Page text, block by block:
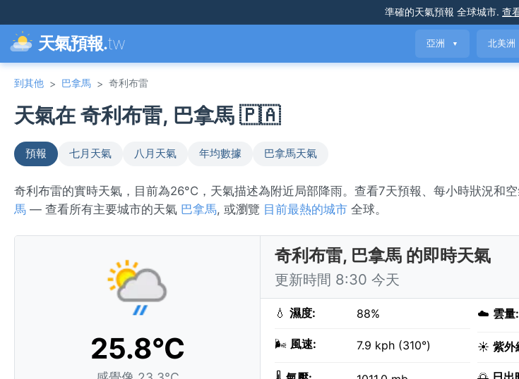
準確的天氣預報 全球城市. 查
天氣預報.tw 亞洲 ▼ 北美洲
到其他 > 巴拿馬 > 奇利布雷
天氣在 奇利布雷, 巴拿馬 🇵🇦
預報 七月天氣 八月天氣 年均數據 巴拿馬天氣
奇利布雷的實時天氣，目前為26°C，天氣描述為附近局部降雨。查看7天預報、每小時狀況和
馬 — 查看所有主要城市的天氣 巴拿馬, 或瀏覽 目前最熱的城市 全球。
25.8°C
奇利布雷, 巴拿馬 的即時天氣
更新時間 8:30 今天
💧 濕度: 88%
🌬️ 風速: 7.9 kph (310°)
☁️ 雲量:
☀️ 紫外